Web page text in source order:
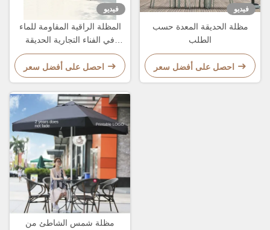
فيديو
المظلة الراقية المقاومة للماء
في الفناء التجارية الحديقة
الشمسية المقاومة الشمسية
احصل على أفضل سعر
فيديو
مظلة الحديقة المعدة حسب
الطلب
احصل على أفضل سعر
مظلة شمس الشاطئ من